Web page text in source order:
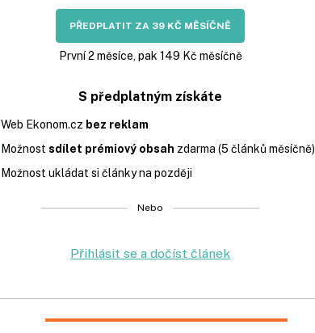
PŘEDPLATIT ZA 39 KČ MĚSÍČNĚ
První 2 měsíce, pak 149 Kč měsíčně
S předplatným získáte
Web Ekonom.cz bez reklam
Možnost sdílet prémiový obsah zdarma (5 článků měsíčně)
Možnost ukládat si články na později
Nebo
Přihlásit se a dočíst článek